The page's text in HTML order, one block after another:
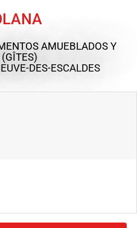
AMUEBLADOS Y
DES-ESCALDES